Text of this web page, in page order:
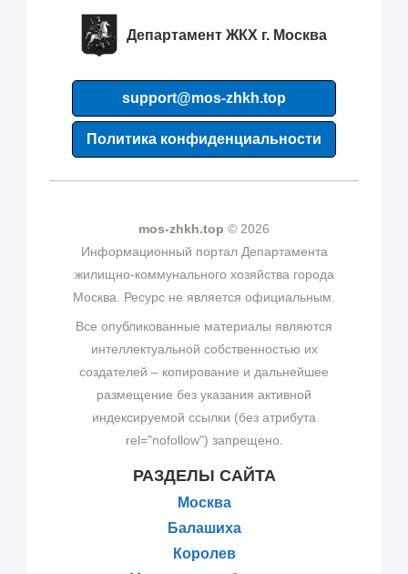
Департамент ЖКХ г. Москва
support@mos-zhkh.top
Политика конфиденциальности
mos-zhkh.top © 2026
Информационный портал Департамента
жилищно-коммунального хозяйства города
Москва. Ресурс не является официальным.
Все опубликованные материалы являются
интеллектуальной собственностью их
создателей – копирование и дальнейшее
размещение без указания активной
индексируемой ссылки (без атрибута
rel="nofollow") запрещено.
РАЗДЕЛЫ САЙТА
Москва
Балашиха
Королев